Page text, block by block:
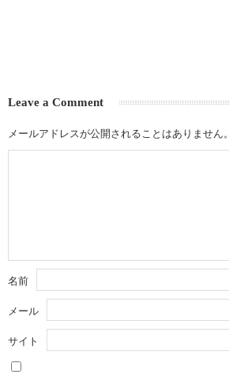
Leave a Comment
メールアドレスが公開されることはありません。
名前
メール
サイト